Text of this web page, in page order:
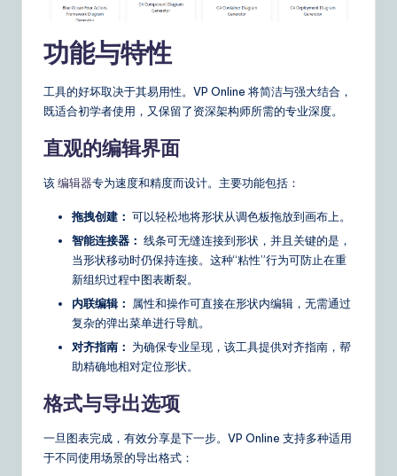
功能与特性
工具的好坏取决于其易用性。VP Online 将简洁与强大结合，
既适合初学者使用，又保留了资深架构师所需的专业深度。
直观的编辑界面
该编辑器专为速度和精度而设计。主要功能包括：
拖拽创建： 可以轻松地将形状从调色板拖放到画布上。
智能连接器： 线条可无缝连接到形状，并且关键的是，
当形状移动时仍保持连接。这种“粘性”行为可防止在重
新组织过程中图表断裂。
内联编辑：
属性和操作可直接在形状内编辑，无需通过
复杂的弹出菜单进行导航。
对齐指南： 为确保专业呈现，该工具提供对齐指南，帮
助精确地相对定位形状。
格式与导出选项
一旦图表完成，有效分享是下一步。VP Online 支持多种适用
于不同使用场景的导出格式：